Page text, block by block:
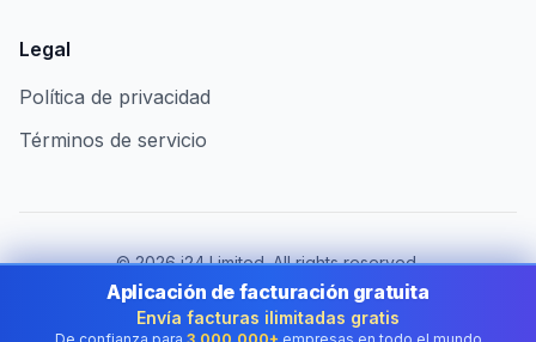
Legal
Política de privacidad
Términos de servicio
©2026i24 Limited. All rights reserved.
Al servicio de empresas en Spain
Cambiar de país:
Spain
Aplicación de facturación gratuita
Envía facturas ilimitadas gratis